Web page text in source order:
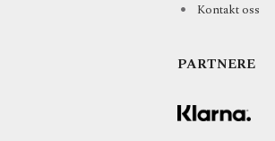
Kontakt oss
PARTNERE